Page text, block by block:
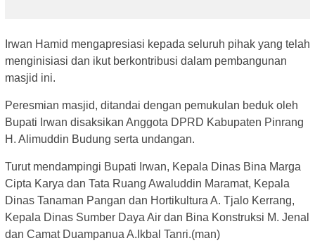
Irwan Hamid mengapresiasi kepada seluruh pihak yang telah
menginisiasi dan ikut berkontribusi dalam pembangunan
masjid ini.
Peresmian masjid, ditandai dengan pemukulan beduk oleh
Bupati Irwan disaksikan Anggota DPRD Kabupaten Pinrang
H. Alimuddin Budung serta undangan.
Turut mendampingi Bupati Irwan, Kepala Dinas Bina Marga
Cipta Karya dan Tata Ruang Awaluddin Maramat, Kepala
Dinas Tanaman Pangan dan Hortikultura A. Tjalo Kerrang,
Kepala Dinas Sumber Daya Air dan Bina Konstruksi M. Jenal
dan Camat Duampanua A.Ikbal Tanri.(man)